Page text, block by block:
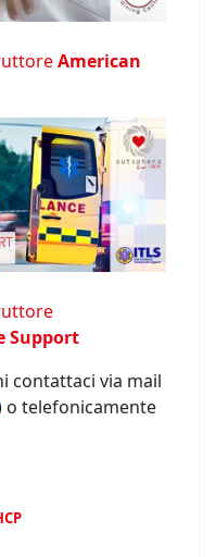
American
Support
contattaci via mail
o telefonicamente